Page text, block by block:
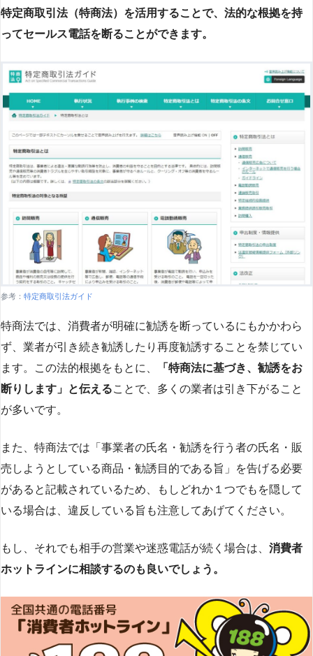
特定商取引法（特商法）を活用することで、法的な根拠を持
ってセールス電話を断ることができます。
参考： 特定商取引法ガイド
特商法では、消費者が明確に勧誘を断っているにもかかわら
ず、業者が引き続き勧誘したり再度勧誘することを禁じてい
ます。この法的根拠をもとに、
「特商法に基づき、勧誘をお
断りします」と伝えることで、多くの業者は引き下がること
が多いです​​。
また、特商法では「事業者の氏名・勧誘を行う者の氏名・販
売しようとしている商品・勧誘目的である旨」を告げる必要
があると記載されているため、もしどれか１つでもを隠して
いる場合は、違反している旨も注意してあげてください。
もし、それでも相手の営業や迷惑電話が続く場合は、 消費者
ホットラインに相談するのも良いでしょう。